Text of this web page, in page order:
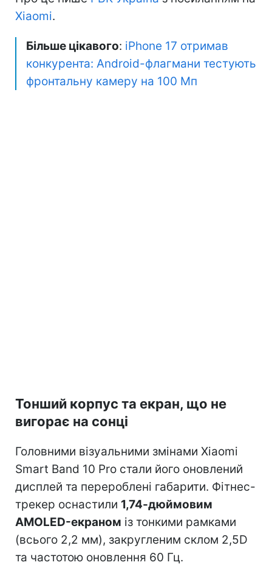
Xiaomi.
Більше цікавого: iPhone 17 отримав
конкурента: Android-флагмани тестують
фронтальну камеру на 100 Мп
Тонший корпус та екран, що не
вигорає на сонці
Головними візуальними змінами Xiaomi
Smart Band 10 Pro стали його оновлений
дисплей та перероблені габарити. Фітнес-
трекер оснастили 1,74-дюймовим
AMOLED-екраном із тонкими рамками
(всього 2,2 мм), закругленим склом 2,5D
та частотою оновлення 60 Гц.